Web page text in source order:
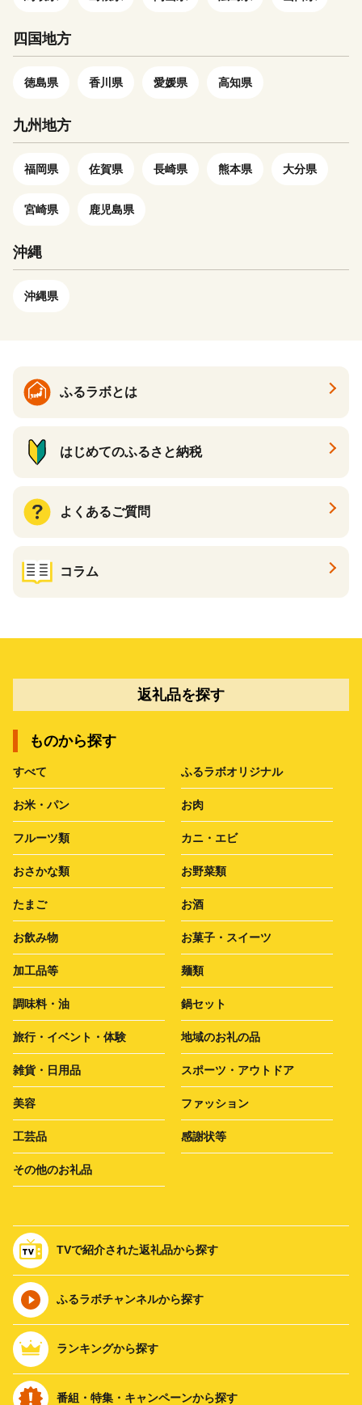
四国地方
徳島県 香川県 愛媛県 高知県
九州地方
福岡県 佐賀県 長崎県 熊本県 大分県
宮崎県 鹿児島県
沖縄
沖縄県
ふるラボとは
はじめてのふるさと納税
よくあるご質問
コラム
返礼品を探す
ものから探す
すべて ふるラボオリジナル
お米・パン お肉
フルーツ類 カニ・エビ
おさかな類 お野菜類
たまご お酒
お飲み物 お菓子・スイーツ
加工品等 麺類
調味料・油 鍋セット
旅行・イベント・体験 地域のお礼の品
雑貨・日用品 スポーツ・アウトドア
美容 ファッション
工芸品 感謝状等
その他のお礼品
TVで紹介された返礼品から探す
ふるラボチャンネルから探す
ランキングから探す
番組・特集・キャンペーンから探す